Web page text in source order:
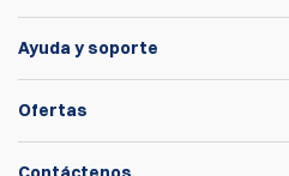
Ayuda y soporte
Ofertas